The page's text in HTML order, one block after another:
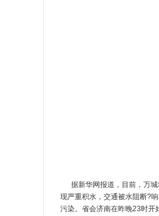
据新华网报道，目前，万
现严重积水，交通被水阻断?
污染。省会济南在昨晚23时开